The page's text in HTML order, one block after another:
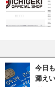
今日
漏え